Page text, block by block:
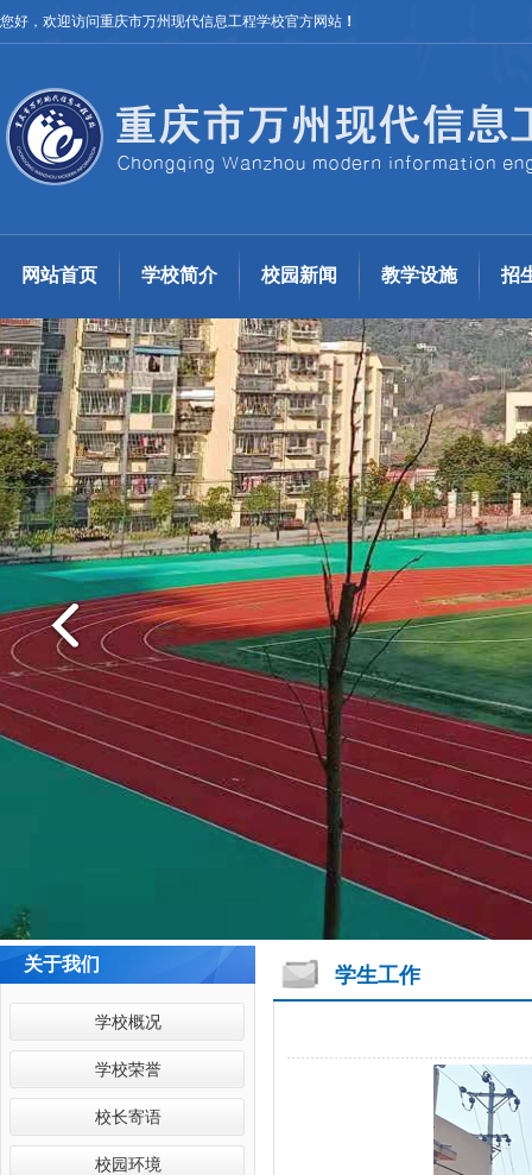
您好，欢迎访问重庆市万州现代信息工程学校官方网站 ！
网站首页 学校简介 校园新闻 教学设施 招
关于我们
学校概况
学校荣誉
校长寄语
校园环境
学生工作